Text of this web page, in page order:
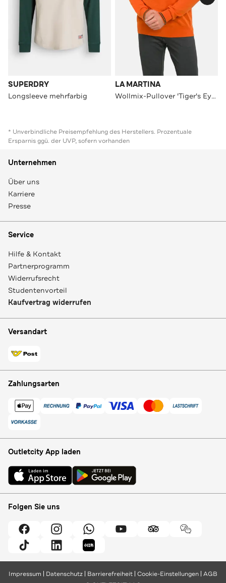
SUPERDRY
Longsleeve mehrfarbig
LA MARTINA
Wollmix-Pullover 'Tiger's Eye' orange
* Unverbindliche Preisempfehlung des Herstellers. Prozentuale
Ersparnis ggü. der UVP, sofern vorhanden
Unternehmen
Über uns
Karriere
Presse
Service
Hilfe & Kontakt
Partnerprogramm
Widerrufsrecht
Studentenvorteil
Kaufvertrag widerrufen
Versandart
Zahlungsarten
Outletcity App laden
Folgen Sie uns
Impressum Datenschutz Barrierefreiheit Cookie-Einstellungen AGB